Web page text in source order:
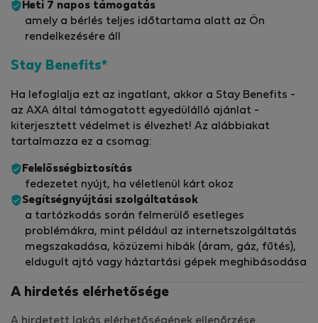
Heti 7 napos támogatás
amely a bérlés teljes időtartama alatt az Ön
rendelkezésére áll
Stay Benefits*
Ha lefoglalja ezt az ingatlant, akkor a Stay Benefits -
az AXA által támogatott egyedülálló ajánlat -
kiterjesztett védelmet is élvezhet! Az alábbiakat
tartalmazza ez a csomag:
Felelősségbiztosítás
fedezetet nyújt, ha véletlenül kárt okoz
Segítségnyújtási szolgáltatások
a tartózkodás során felmerülő esetleges
problémákra, mint például az internetszolgáltatás
megszakadása, közüzemi hibák (áram, gáz, fűtés),
eldugult ajtó vagy háztartási gépek meghibásodása
A hirdetés elérhetősége
A hirdetett lakás elérhetőségének ellenőrzése